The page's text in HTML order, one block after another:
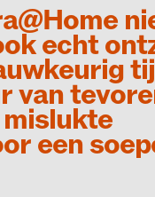
echt
van
een